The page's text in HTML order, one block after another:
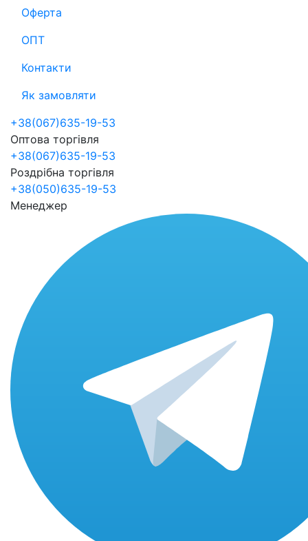
Оферта
ОПТ
Контакти
Як замовляти
+38(067)635-19-53
Оптова торгівля
+38(067)635-19-53
Роздрібна торгівля
+38(050)635-19-53
Менеджер